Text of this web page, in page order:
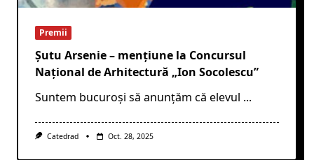
Premii
Șutu Arsenie – mențiune la Concursul
Național de Arhitectură „Ion Socolescu”
Suntem bucuroși să anunțăm că elevul ...
Catedrad Oct. 28, 2025